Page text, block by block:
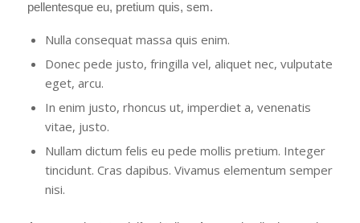
pellentesque eu, pretium quis, sem.
Nulla consequat massa quis enim.
Donec pede justo, fringilla vel, aliquet nec, vulputate
eget, arcu.
In enim justo, rhoncus ut, imperdiet a, venenatis
vitae, justo.
Nullam dictum felis eu pede mollis pretium. Integer
tincidunt. Cras dapibus. Vivamus elementum semper
nisi.